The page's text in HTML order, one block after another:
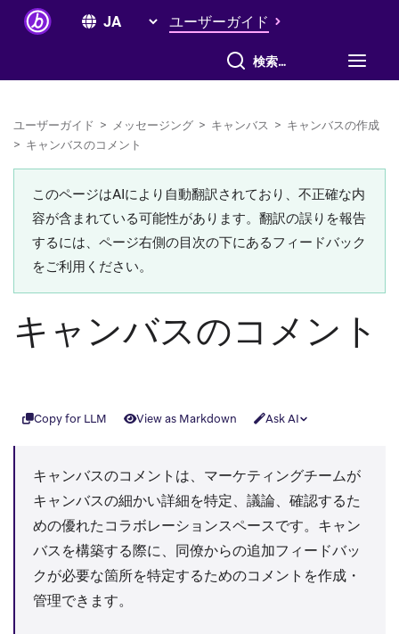
ユーザーガイド
すべて検索
ユーザーガイド > メッセージング > キャンバス > キャンバスの作成
> キャンバスのコメント
このページはAIにより自動翻訳されており、不正確な内
容が含まれている可能性があります。翻訳の誤りを報告
するには、ページ右側の目次の下にあるフィードバック
をご利用ください。
キャンバスのコメント
Copy for LLM View as Markdown Ask AI
キャンバスのコメントは、マーケティングチームが
キャンバスの細かい詳細を特定、議論、確認するた
めの優れたコラボレーションスペースです。キャン
バスを構築する際に、同僚からの追加フィードバッ
クが必要な箇所を特定するためのコメントを作成・
管理できます。